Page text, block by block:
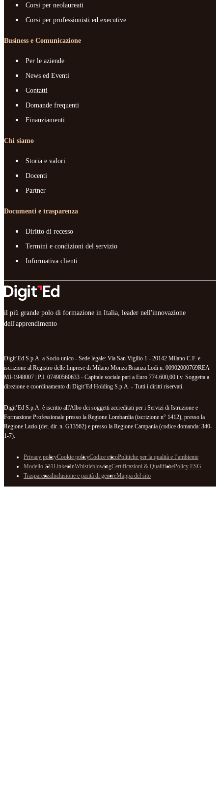
Corsi per neolaureati
Corsi per professionisti ed executive
Business e Comunicazione
Per le aziende
News ed Eventi
Contatti
Domande frequenti
Finanziamenti
Chi siamo
Storia e valori
Docenti
Partner
Documenti e trasparenza
Diritto di recesso
Termini e condizioni del servizio
Informativa clienti
il più grande polo di formazione in Italia, leader nell'innovazione
dell'apprendimento
Digit’Ed S.p.A. a Socio unico - Sede legale: Via San Vigilio 1 - 20142 Milano C.F. e
iscrizione al Registro delle Imprese di Milano Monza Brianza Lodi n. 00902000769REA
MI-1948007 | P.I. 07490560633 - Capitale sociale pari a Euro 774.600,00 i.v. Soggetta a
direzione e coordinamento di Digit’Ed Holding S.p.A. - Tutti i diritti riservati.
Digit’Ed S.p.A. è iscritto all'Albo dei soggetti accreditati per i Servizi di Istruzione e
Formazione Professionale presso la Regione Lombardia (iscrizione n° 1412), presso la
Regione Lazio (det. dir. n. G13562) e presso la Regione Campania (codice domanda: 340-
1-7).
Privacy policyCookie policyCodice eticoPolitiche per la qualità e l’ambiente
Modello 231LinkedInWhistleblowingCertificazioni & QualifichePolicy ESG
TrasparenzaInclusione e parità di genereMappa del sito